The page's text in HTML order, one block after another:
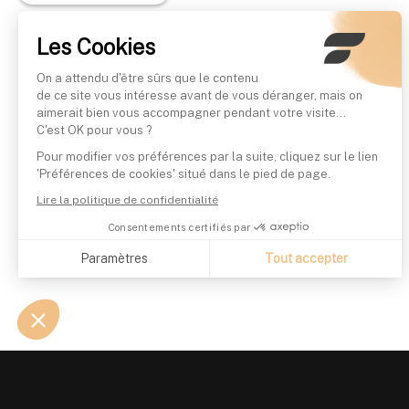
Les Cookies
On a attendu d'être sûrs que le contenu
de ce site vous intéresse avant de vous déranger, mais on
aimerait bien vous accompagner pendant votre visite...
C'est OK pour vous ?
Pour modifier vos préférences par la suite, cliquez sur le lien
'Préférences de cookies' situé dans le pied de page.
Lire la politique de confidentialité
Consentements certifiés par
Paramètres Tout accepter
Notre plateforme vous permet d'adapter et de gérer vos